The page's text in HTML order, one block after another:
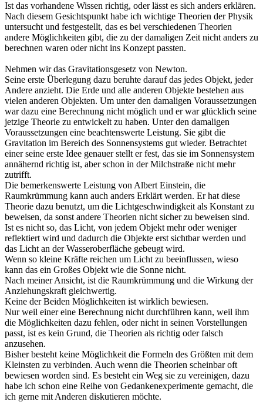
Ist das vorhandene Wissen richtig, oder lässt es sich anders erklären.
Nach diesem Gesichtspunkt habe ich wichtige Theorien der Physik
untersucht und festgestellt, das es bei verschiedenen Theorien
andere Möglichkeiten gibt, die zu der damaligen Zeit nicht anders zu
berechnen waren oder nicht ins Konzept passten.
Nehmen wir das Gravitationsgesetz von Newton.
Seine erste Überlegung dazu beruhte darauf das jedes Objekt, jeder
Andere anzieht. Die Erde und alle anderen Objekte bestehen aus
vielen anderen Objekten. Um unter den damaligen Voraussetzungen
war dazu eine Berechnung nicht möglich und er war glücklich seine
jetzige Theorie zu entwickelt zu haben. Unter den damaligen
Voraussetzungen eine beachtenswerte Leistung. Sie gibt die
Gravitation im Bereich des Sonnensystems gut wieder. Betrachtet
einer seine erste Idee genauer stellt er fest, das sie im Sonnensystem
annähernd richtig ist, aber schon in der Milchstraße nicht mehr
zutrifft.
Die bemerkenswerte Leistung von Albert Einstein, die
Raumkrümmung kann auch anders Erklärt werden. Er hat diese
Theorie dazu benutzt, um die Lichtgeschwindigkeit als Konstant zu
beweisen, da sonst andere Theorien nicht sicher zu beweisen sind.
Ist es nicht so, das Licht, von jedem Objekt mehr oder weniger
reflektiert wird und dadurch die Objekte erst sichtbar werden und
das Licht an der Wasseroberfläche gebeugt wird.
Wenn so kleine Kräfte reichen um Licht zu beeinflussen, wieso
kann das ein Großes Objekt wie die Sonne nicht.
Nach meiner Ansicht, ist die Raumkrümmung und die Wirkung der
Anziehungskraft gleichwertig.
Keine der Beiden Möglichkeiten ist wirklich bewiesen.
Nur weil einer eine Berechnung nicht durchführen kann, weil ihm
die Möglichkeiten dazu fehlen, oder nicht in seinen Vorstellungen
passt, ist es kein Grund, die Theorien als richtig oder falsch
anzusehen.
Bisher besteht keine Möglichkeit die Formeln des Größten mit dem
Kleinsten zu verbinden. Auch wenn die Theorien scheinbar oft
bewiesen worden sind. Es besteht ein Weg sie zu vereinigen, dazu
habe ich schon eine Reihe von Gedankenexperimente gemacht, die
ich gerne mit Anderen diskutieren möchte.